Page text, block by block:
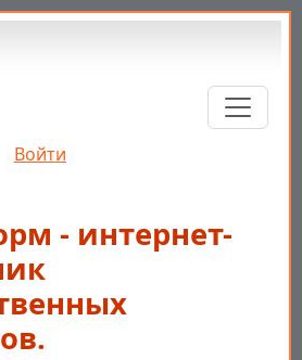
содержанию
Войти
- интернет-